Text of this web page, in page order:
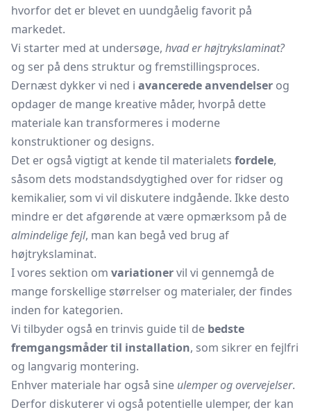
hvorfor det er blevet en uundgåelig favorit på
markedet.
Vi starter med at undersøge, hvad er højtrykslaminat?
og ser på dens struktur og fremstillingsproces.
Dernæst dykker vi ned i avancerede anvendelser og
opdager de mange kreative måder, hvorpå dette
materiale kan transformeres i moderne
konstruktioner og designs.
Det er også vigtigt at kende til materialets fordele,
såsom dets modstandsdygtighed over for ridser og
kemikalier, som vi vil diskutere indgående. Ikke desto
mindre er det afgørende at være opmærksom på de
almindelige fejl, man kan begå ved brug af
højtrykslaminat.
I vores sektion om variationervil vi gennemgå de
mange forskellige størrelser og materialer, der findes
inden for kategorien.
Vi tilbyder også en trinvis guide til de bedste
fremgangsmåder til installation, som sikrer en fejlfri
og langvarig montering.
Enhver materiale har også sine ulemper og overvejelser.
Derfor diskuterer vi også potentielle ulemper, der kan